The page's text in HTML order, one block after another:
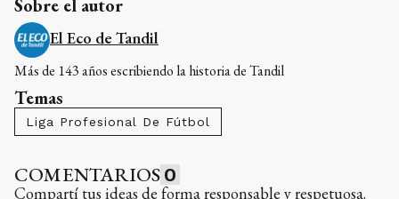
Sobre el autor
El Eco de Tandil
Más de 143 años escribiendo la historia de Tandil
Temas
Liga Profesional De Fútbol
COMENTARIOS 0
Compartí tus ideas de forma responsable y respetuosa.